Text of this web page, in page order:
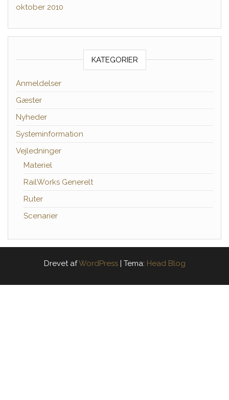
oktober 2010
KATEGORIER
Anmeldelser
Gæster
Nyheder
Systeminformation
Vejledninger
Materiel
RailWorks Generelt
Ruter
Scenarier
Drevet afWordPress | Tema: Head Blog